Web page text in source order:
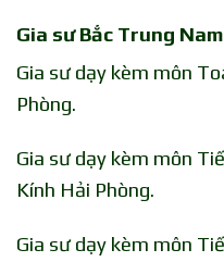
Gia sư Bắc Trung
Gia sư dạy kèm môn
Phòng.
Gia sư dạy kèm môn
Kính Hải Phòng.
Gia sư dạy kèm môn